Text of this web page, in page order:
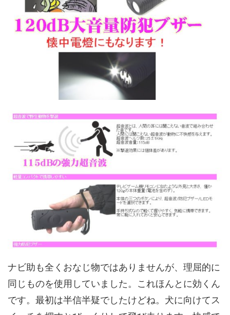
ナビ助も全くおなじ物ではありませんが、理屈的に
同じものを使用していました。これほんとに効くん
です。最初は半信半疑でしたけどね。犬に向けてス